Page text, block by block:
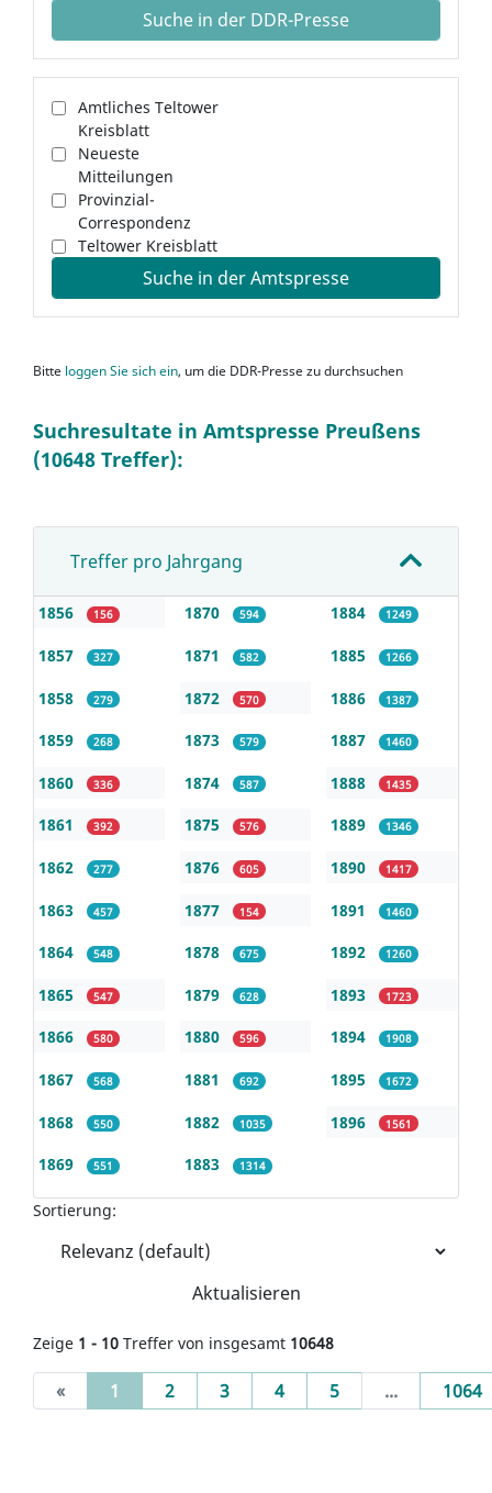
Suche in der DDR-Presse
Amtliches Teltower
Kreisblatt
Neueste
Mitteilungen
Provinzial-
Correspondenz
Teltower Kreisblatt
Suche in der Amtspresse
Bitte loggen Sie sich ein, um die DDR-Presse zu durchsuchen
Suchresultate in Amtspresse Preußens
(10648 Treffer):
Treffer pro Jahrgang
1856 156
1857 327
1858 279
1859 268
1860 336
1861 392
1862 277
1863 457
1864 548
1865 547
1866 580
1867 568
1868 550
1869 551
1870 594
1871 582
1872 570
1873 579
1874 587
1875 576
1876 605
1877 154
1878 675
1879 628
1880 596
1881 692
1882 1035
1883 1314
1884 1249
1885 1266
1886 1387
1887 1460
1888 1435
1889 1346
1890 1417
1891 1460
1892 1260
1893 1723
1894 1908
1895 1672
1896 1561
Sortierung:
Aktualisieren
Zeige 1 - 10 Treffer von insgesamt 10648
« 1 (current)
2 3 4 5 ... 1064